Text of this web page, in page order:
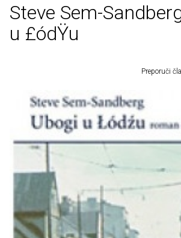
Steve Sem-
u £ódŸu
Preporuči